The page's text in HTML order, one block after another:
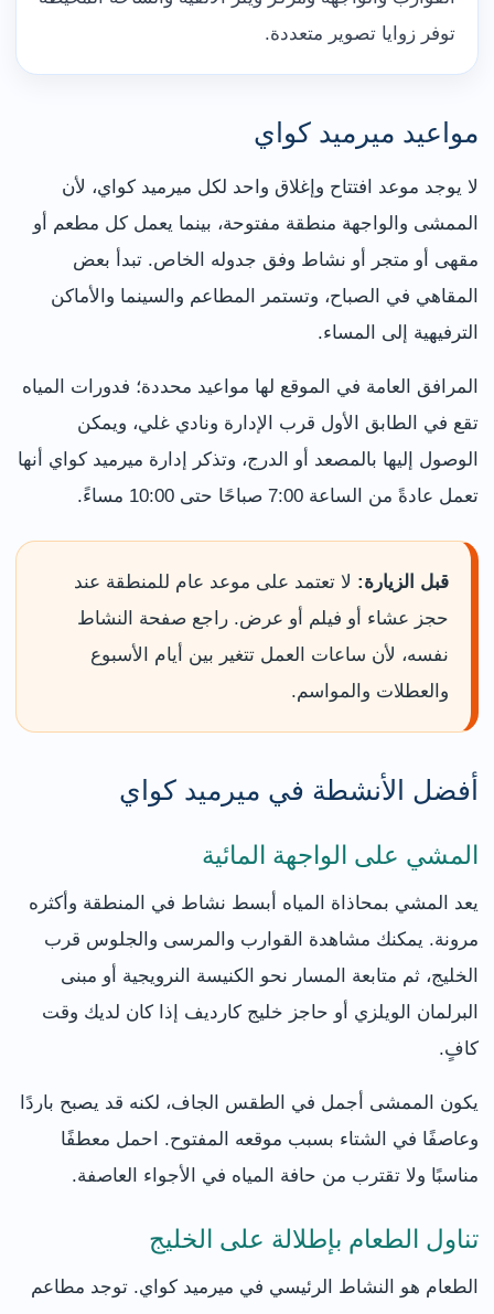
توفر زوايا تصوير متعددة.
مواعيد ميرميد كواي
لا يوجد موعد افتتاح وإغلاق واحد لكل ميرميد كواي، لأن
الممشى والواجهة منطقة مفتوحة، بينما يعمل كل مطعم أو
مقهى أو متجر أو نشاط وفق جدوله الخاص. تبدأ بعض
المقاهي في الصباح، وتستمر المطاعم والسينما والأماكن
الترفيهية إلى المساء.
المرافق العامة في الموقع لها مواعيد محددة؛ فدورات المياه
تقع في الطابق الأول قرب الإدارة ونادي غلي، ويمكن
الوصول إليها بالمصعد أو الدرج، وتذكر إدارة ميرميد كواي أنها
تعمل عادةً من الساعة 7:00 صباحًا حتى 10:00 مساءً.
قبل الزيارة: لا تعتمد على موعد عام للمنطقة عند
حجز عشاء أو فيلم أو عرض. راجع صفحة النشاط
نفسه، لأن ساعات العمل تتغير بين أيام الأسبوع
والعطلات والمواسم.
أفضل الأنشطة في ميرميد كواي
المشي على الواجهة المائية
يعد المشي بمحاذاة المياه أبسط نشاط في المنطقة وأكثره
مرونة. يمكنك مشاهدة القوارب والمرسى والجلوس قرب
الخليج، ثم متابعة المسار نحو الكنيسة النرويجية أو مبنى
البرلمان الويلزي أو حاجز خليج كارديف إذا كان لديك وقت
كافٍ.
يكون الممشى أجمل في الطقس الجاف، لكنه قد يصبح باردًا
وعاصفًا في الشتاء بسبب موقعه المفتوح. احمل معطفًا
مناسبًا ولا تقترب من حافة المياه في الأجواء العاصفة.
تناول الطعام بإطلالة على الخليج
الطعام هو النشاط الرئيسي في ميرميد كواي. توجد مطاعم